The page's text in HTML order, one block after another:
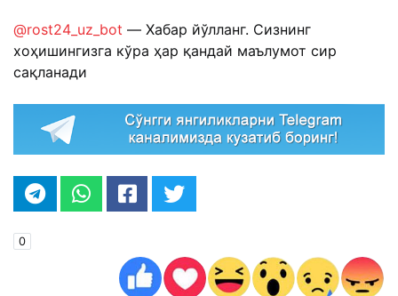
@rost24_uz_bot — Хабар йўлланг. Сизнинг
хоҳишингизга кўра ҳар қандай маълумот сир
сақланади
0